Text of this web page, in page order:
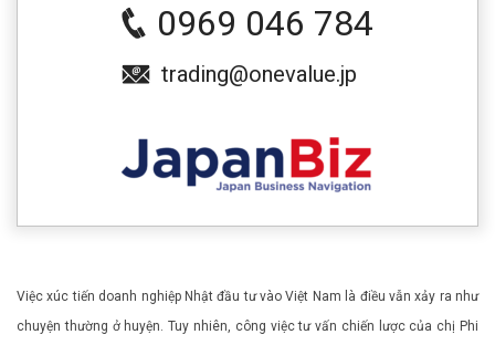
0969 046 784
trading@onevalue.jp
Việc xúc tiến doanh nghiệp Nhật đầu tư vào Việt Nam là điều vẫn xảy ra như
chuyện thường ở huyện. Tuy nhiên, công việc tư vấn chiến lược của chị Phi